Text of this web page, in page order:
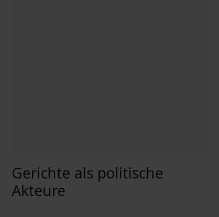
Gerichte als politische
Akteure